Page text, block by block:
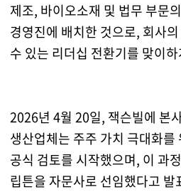
제조, 바이오소재 및 법무 부문
경영진에 배치한 것으로, 회사
수 있는 리더십 전환기를 맞이
2026년 4월 20일, 잭슨빌에 본
생산업체는 주주 가치 극대화
공식 검토를 시작했으며, 이 과
립튼을 자문사로 선임했다고